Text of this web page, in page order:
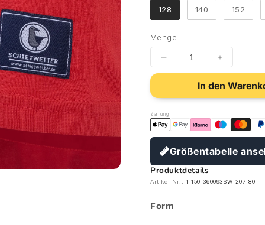
128 140 152
Menge
In den
Zahlung
Größentabelle
Produktdetails
Artikel Nr.: 1-150-360093SW-207-80
Form